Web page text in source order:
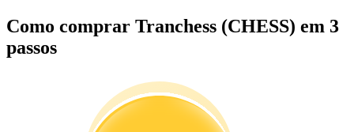
Como comprar Tranchess (CHESS) em 3
passos